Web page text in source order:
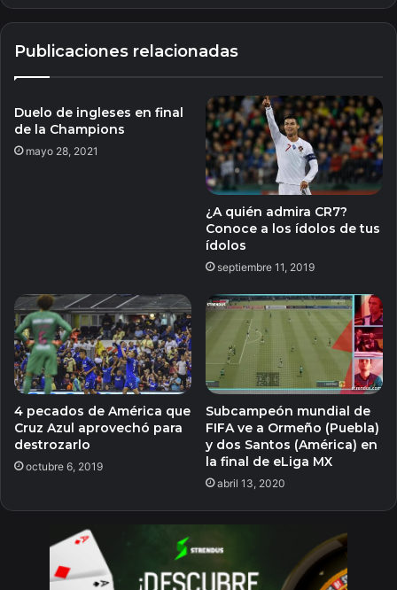
Publicaciones relacionadas
Duelo de ingleses en final
de la Champions
mayo 28, 2021
¿A quién admira CR7?
Conoce a los ídolos de tus
ídolos
septiembre 11, 2019
4 pecados de América que
Cruz Azul aprovechó para
destrozarlo
octubre 6, 2019
Subcampeón mundial de
FIFA ve a Ormeño (Puebla)
y dos Santos (América) en
la final de eLiga MX
abril 13, 2020